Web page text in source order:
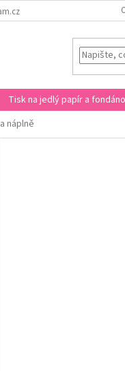
Tisk na jedlý papír a
náplně